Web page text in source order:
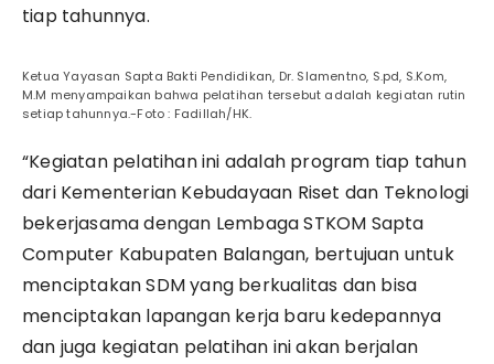
tiap tahunnya.
Ketua Yayasan Sapta Bakti Pendidikan, Dr. Slamentno, S.pd, S.Kom,
M.M menyampaikan bahwa pelatihan tersebut adalah kegiatan rutin
setiap tahunnya.-Foto : Fadillah/HK.
“Kegiatan pelatihan ini adalah program tiap tahun
dari Kementerian Kebudayaan Riset dan Teknologi
bekerjasama dengan Lembaga STKOM Sapta
Computer Kabupaten Balangan, bertujuan untuk
menciptakan SDM yang berkualitas dan bisa
menciptakan lapangan kerja baru kedepannya
dan juga kegiatan pelatihan ini akan berjalan